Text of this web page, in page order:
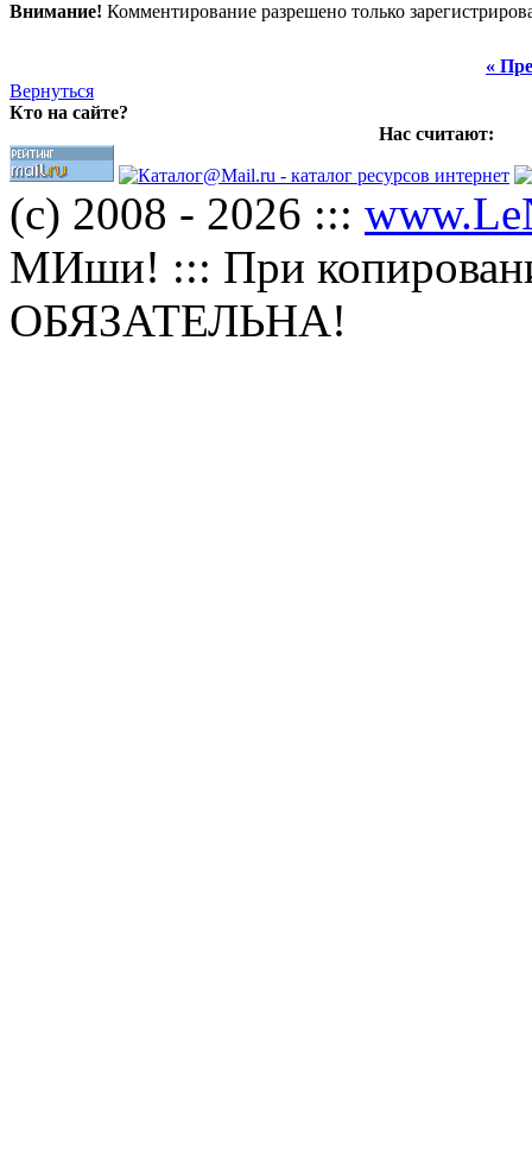
Внимание! Комментирование разрешено только
«
Вернуться
Кто на сайте?
Нас считают:
(с) 2008 - 2026 :::
МИши! ::: При
ОБЯЗАТЕЛЬНА!